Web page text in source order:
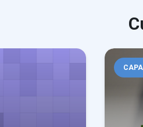
Órganos de Gobierno de una
Buenas